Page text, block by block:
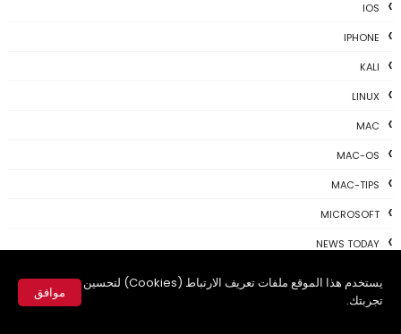
يستخدم هذا الموقع ملفات تعريف الارتباط (Cookies) لتحسين
تجربتك.
موافق
IOS
IPHONE
KALI
LINUX
MAC
MAC-OS
MAC-TIPS
MICROSOFT
NEWS TODAY
PHOTOSHOP